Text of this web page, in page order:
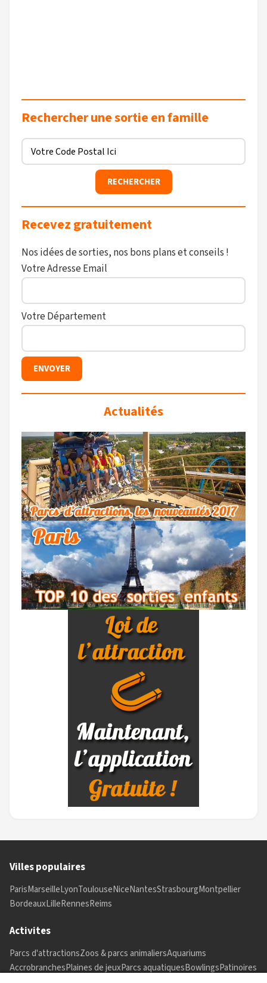
Rechercher une sortie en famille
Recevez gratuitement
Nos idées de sorties, nos bons plans et conseils !
Votre Adresse Email
Votre Département
Actualités
Villes populaires
ParisMarseilleLyonToulouseNiceNantesStrasbourgMontpellier
BordeauxLilleRennesReims
Activites
Parcs d'attractionsZoos & parcs animaliersAquariums
AccrobranchesPlaines de jeuxParcs aquatiquesBowlingsPatinoires